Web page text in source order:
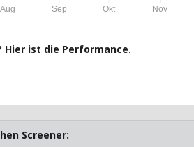
Aug Sep Okt Nov
Hier ist die Performance.
Screener: